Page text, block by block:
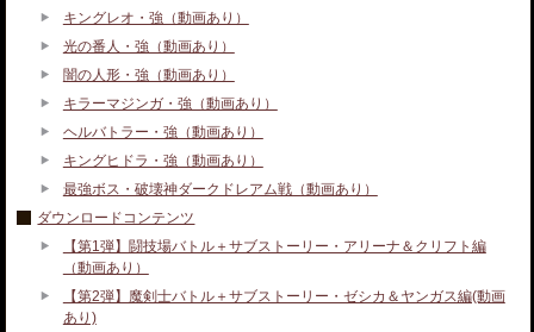
キングレオ・強（動画あり）
光の番人・強（動画あり）
闇の人形・強（動画あり）
キラーマジンガ・強（動画あり）
ヘルバトラー・強（動画あり）
キングヒドラ・強（動画あり）
最強ボス・破壊神ダークドレアム戦（動画あり）
ダウンロードコンテンツ
【第1弾】闘技場バトル＋サブストーリー・アリーナ＆クリフト編
（動画あり）
【第2弾】魔剣士バトル＋サブストーリー・ゼシカ＆ヤンガス編(動画
あり)